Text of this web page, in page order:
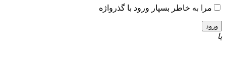
مرا به خاطر بسپار ورود با گذرواژه
یا